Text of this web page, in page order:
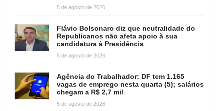
5 de agosto de 2026
Flávio Bolsonaro diz que neutralidade do
Republicanos não afeta apoio à sua
candidatura à Presidência
5 de agosto de 2026
Agência do Trabalhador: DF tem 1.165
vagas de emprego nesta quarta (5); salários
chegam a R$ 2,7 mil
5 de agosto de 2026